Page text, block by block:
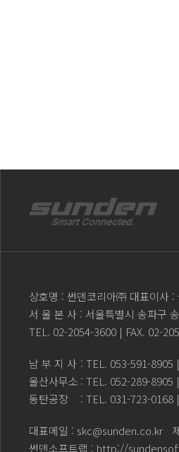
상호명 : 썬덴코리아㈜ 대표이사
서 울 본 사 : 서울특별시 송파구
TEL. 02-2054-3600 | FAX. 02-
남 부 지 사 : TEL. 053-591-8905
울산사무소 : TEL. 052-289-8905
동탄공장
: TEL. 031-723-0168
대표메일 : skc@sunden.co.kr
썬덴소프트랩 : http://